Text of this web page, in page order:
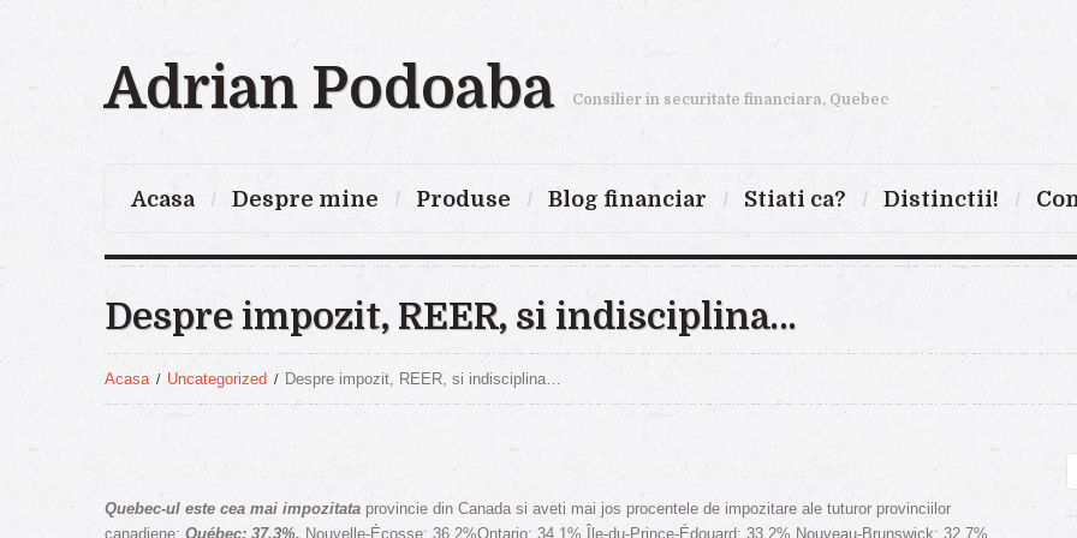
Adrian Podoaba Consilier in securitate financiara, Quebec
Acasa Despre mine Produse Blog financiar Stiati ca? Distinctii!
Despre impozit, REER, si indisciplina…
Acasa Uncategorized Despre impozit, REER, si indisciplina…
Quebec-ul este cea mai impozitata provincie din Canada si aveti mai jos procentele de impozitare ale tuturor provinciilor
canadiene: Québec: 37,3%, Nouvelle-Écosse: 36,2%Ontario: 34,1% Île-du-Prince-Édouard: 33,2% Nouveau-Brunswick: 32,7%